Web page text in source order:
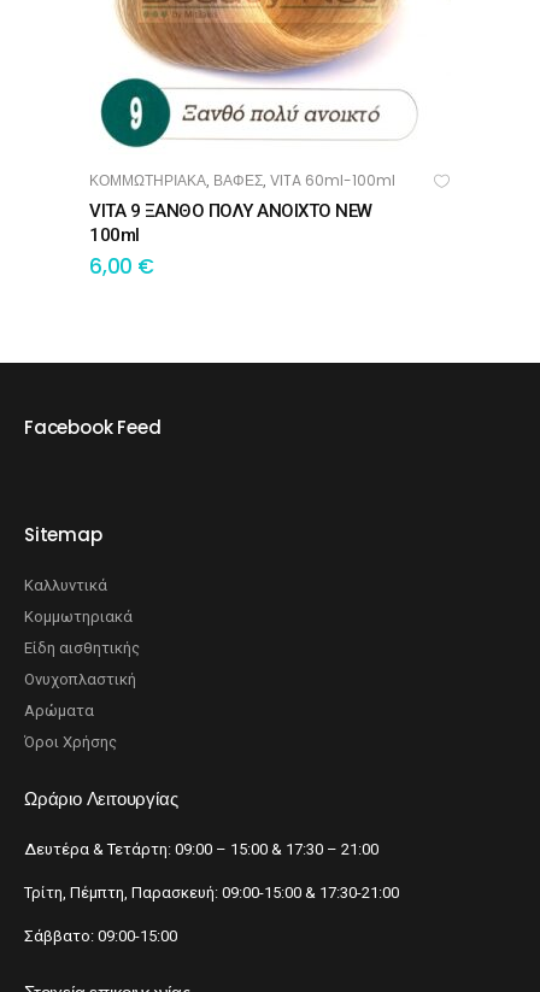
ΠΡΟΣΘΉΚΗ ΣΤΟ ΚΑΛΆΘΙ
ΚΟΜΜΩΤΗΡΙΑΚΑ, ΒΑΦΕΣ, VITA 60ml-100ml
VITA 9 ΞΑΝΘΟ ΠΟΛΥ ΑΝΟΙΧΤΟ NEW
100ml
6,00 €
Facebook Feed
Sitemap
Καλλυντικά
Κομμωτηριακά
Είδη αισθητικής
Ονυχοπλαστική
Αρώματα
Όροι Χρήσης
Ωράριο Λειτουργίας
Δευτέρα & Τετάρτη: 09:00 – 15:00 & 17:30 – 21:00
Τρίτη, Πέμπτη, Παρασκευή: 09:00-15:00 & 17:30-21:00
Σάββατο: 09:00-15:00